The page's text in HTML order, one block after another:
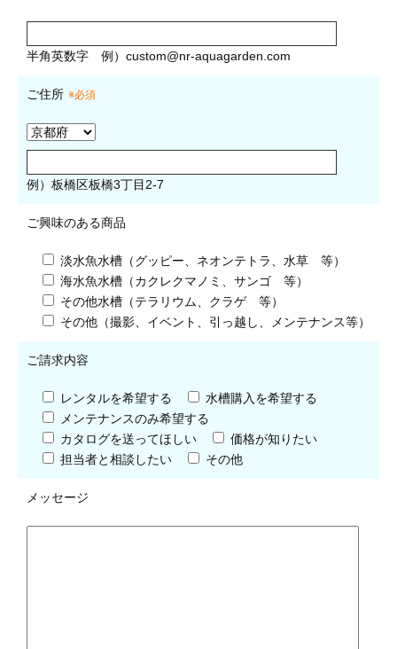
半角英数字 例） custom@nr-aquagarden.com
ご住所 ※必須
例）板橋区板橋3丁目2-7
ご興味のある商品
淡水魚水槽（グッピー、ネオンテトラ、水草 等）
海水魚水槽（カクレクマノミ、サンゴ 等）
その他水槽（テラリウム、クラゲ 等）
その他（撮影、イベント、引っ越し、メンテナンス等）
ご請求内容
レンタルを希望する
水槽購入を希望する
メンテナンスのみ希望する
カタログを送ってほしい
価格が知りたい
担当者と相談したい
その他
メッセージ